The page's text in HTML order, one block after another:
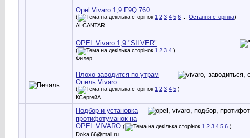
Opel Vivaro 1,9 F9Q 760
( 1 2 3 4 5 6 Остання сторінка)
ALCANTAR
OPEL Vivaro 1,9 "SILVER"
( 1 2 3 4 )
Филер
Плохо заводится по утрам
Опель Vivaro
( 1 2 3 4 5 )
КСергейА
Подбор и установка
протифотуманок на
OPEL VIVARO ( 1 2 3 4 5 6 )
Doka.66@mail.ru